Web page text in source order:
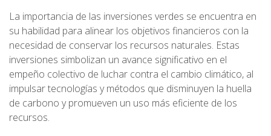
La importancia de las inversiones verdes se encuentra en
su habilidad para alinear los objetivos financieros con la
necesidad de conservar los recursos naturales. Estas
inversiones simbolizan un avance significativo en el
empeño colectivo de luchar contra el cambio climático, al
impulsar tecnologías y métodos que disminuyen la huella
de carbono y promueven un uso más eficiente de los
recursos.